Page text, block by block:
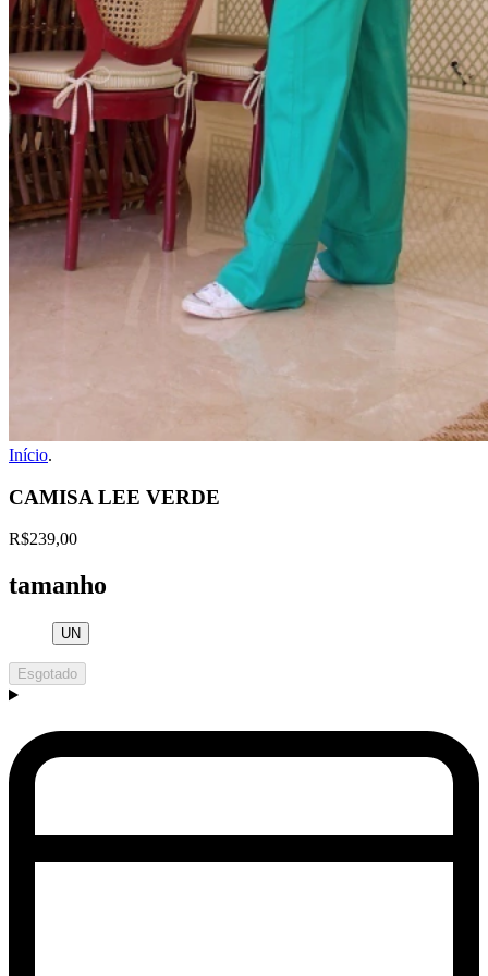
Início.
CAMISA LEE VERDE
R$239,00
tamanho
UN
Esgotado